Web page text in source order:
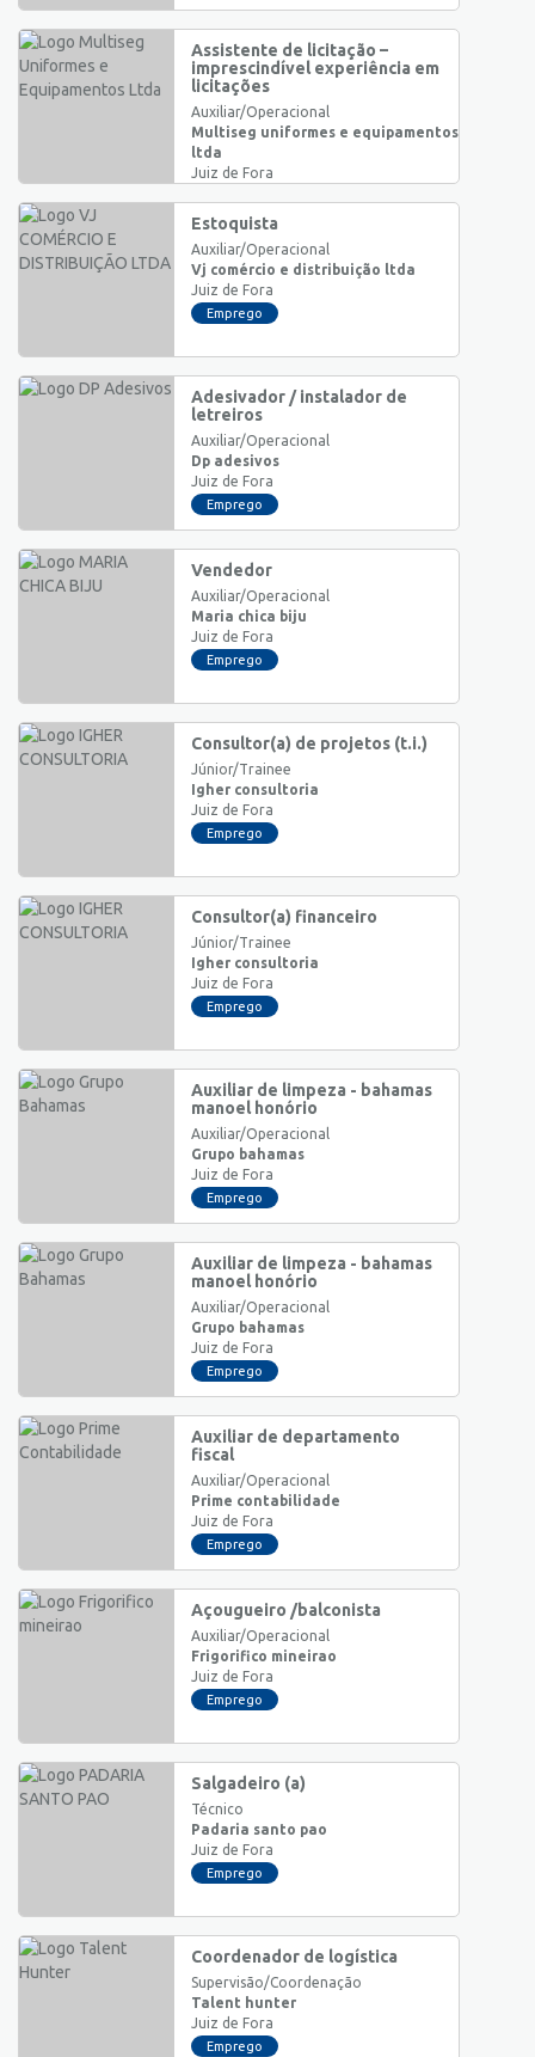
Assistente de licitação –
imprescindível experiência em
licitações
Auxiliar/Operacional
Multiseg uniformes e equipamentos
ltda
Juiz de Fora
Estoquista
Auxiliar/Operacional
Vj comércio e distribuição ltda
Juiz de Fora
Emprego
Adesivador / instalador de
letreiros
Auxiliar/Operacional
Dp adesivos
Juiz de Fora
Emprego
Vendedor
Auxiliar/Operacional
Maria chica biju
Juiz de Fora
Emprego
Consultor(a) de projetos (t.i.)
Júnior/Trainee
Igher consultoria
Juiz de Fora
Emprego
Consultor(a) financeiro
Júnior/Trainee
Igher consultoria
Juiz de Fora
Emprego
Auxiliar de limpeza - bahamas
manoel honório
Auxiliar/Operacional
Grupo bahamas
Juiz de Fora
Emprego
Auxiliar de limpeza - bahamas
manoel honório
Auxiliar/Operacional
Grupo bahamas
Juiz de Fora
Emprego
Auxiliar de departamento
fiscal
Auxiliar/Operacional
Prime contabilidade
Juiz de Fora
Emprego
Açougueiro /balconista
Auxiliar/Operacional
Frigorifico mineirao
Juiz de Fora
Emprego
Salgadeiro (a)
Técnico
Padaria santo pao
Juiz de Fora
Emprego
Coordenador de logística
Supervisão/Coordenação
Talent hunter
Juiz de Fora
Emprego